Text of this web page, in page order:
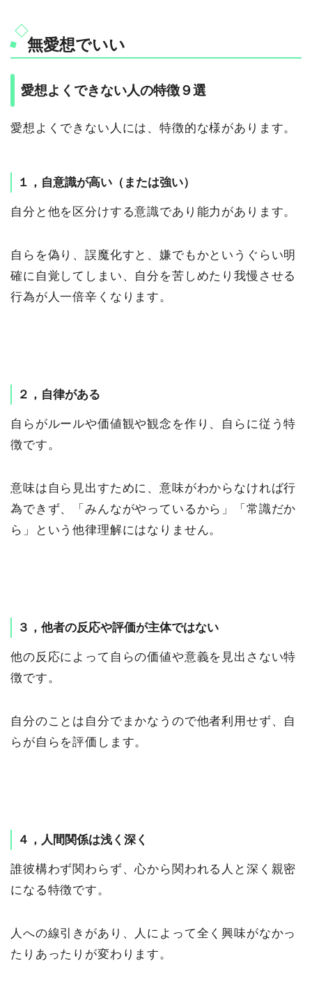
無愛想でいい
愛想よくできない人の特徴９選
愛想よくできない人には、特徴的な様があります。
１，自意識が高い（または強い）
自分と他を区分けする意識であり能力があります。
自らを偽り、誤魔化すと、嫌でもかというぐらい明
確に自覚してしまい、自分を苦しめたり我慢させる
行為が人一倍辛くなります。
２，自律がある
自らがルールや価値観や観念を作り、自らに従う特
徴です。
意味は自ら見出すために、意味がわからなければ行
為できず、「みんながやっているから」「常識だか
ら」という他律理解にはなりません。
３，他者の反応や評価が主体ではない
他の反応によって自らの価値や意義を見出さない特
徴です。
自分のことは自分でまかなうので他者利用せず、自
らが自らを評価します。
４，人間関係は浅く深く
誰彼構わず関わらず、心から関われる人と深く親密
になる特徴です。
人への線引きがあり、人によって全く興味がなかっ
たりあったりが変わります。